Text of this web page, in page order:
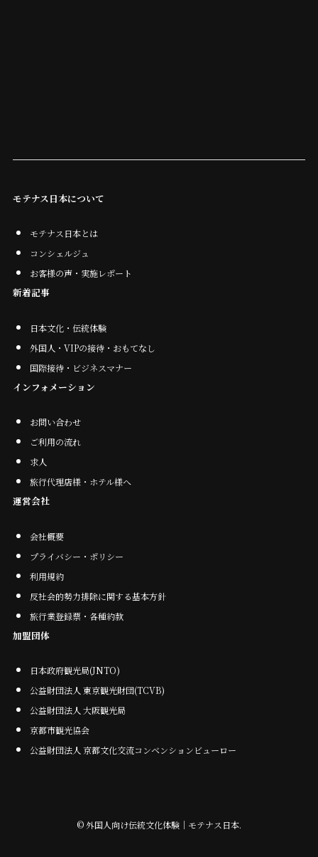
モテナス日本について
モテナス日本とは
コンシェルジュ
お客様の声・実施レポート
新着記事
日本文化・伝統体験
外国人・VIPの接待・おもてなし
国際接待・ビジネスマナー
インフォメーション
お問い合わせ
ご利用の流れ
求人
旅行代理店様・ホテル様へ
運営会社
会社概要
プライバシー・ポリシー
利用規約
反社会的勢力排除に関する基本方針
旅行業登録票・各種約款
加盟団体
日本政府観光局(JNTO)
公益財団法人 東京観光財団(TCVB)
公益財団法人 大阪観光局
京都市観光協会
公益財団法人 京都文化交流コンベンションビューロー
©外国人向け伝統文化体験｜モテナス日本.